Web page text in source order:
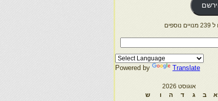
Powered by Translate
אוגוסט 2026
א
ב ג ד ה ו
ש